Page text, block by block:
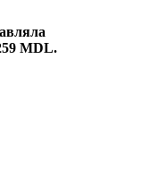
MDL.